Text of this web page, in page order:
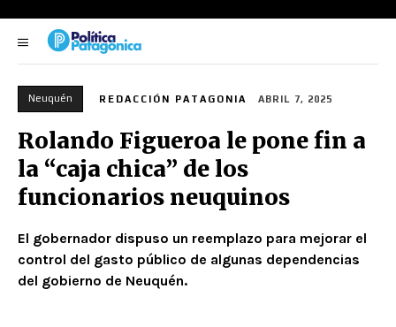
Neuquén REDACCIÓN PATAGONIA ABRIL 7, 2025
Rolando Figueroa le pone fin a
la “caja chica” de los
funcionarios neuquinos
El gobernador dispuso un reemplazo para mejorar el
control del gasto público de algunas dependencias
del gobierno de Neuquén.